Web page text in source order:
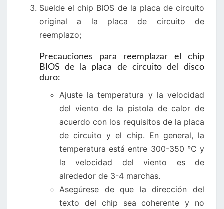
Suelde el chip BIOS de la placa de circuito
original a la placa de circuito de
reemplazo;
Precauciones para reemplazar el chip
BIOS de la placa de circuito del disco
duro:
Ajuste la temperatura y la velocidad
del viento de la pistola de calor de
acuerdo con los requisitos de la placa
de circuito y el chip. En general, la
temperatura está entre 300-350 °C y
la velocidad del viento es de
alrededor de 3-4 marchas.
Asegúrese de que la dirección del
texto del chip sea coherente y no